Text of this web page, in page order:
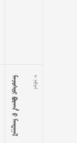
 
   